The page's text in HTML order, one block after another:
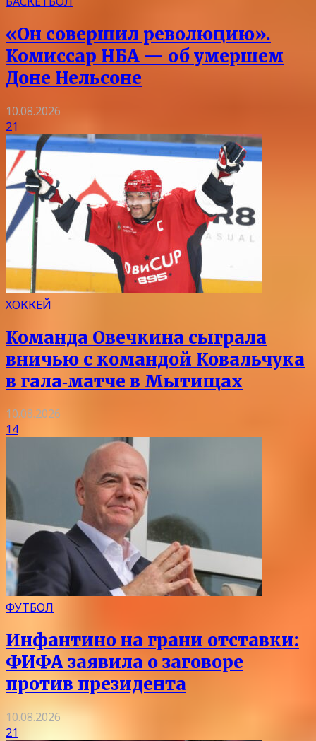
«Он совершил революцию».
Комиссар НБА — об умершем
Доне Нельсоне
10.08.2026
21
ХОККЕЙ
Команда Овечкина сыграла
вничью с командой Ковальчука
в гала‑матче в Мытищах
10.08.2026
14
ФУТБОЛ
Инфантино на грани отставки:
ФИФА заявила о заговоре
против президента
10.08.2026
21